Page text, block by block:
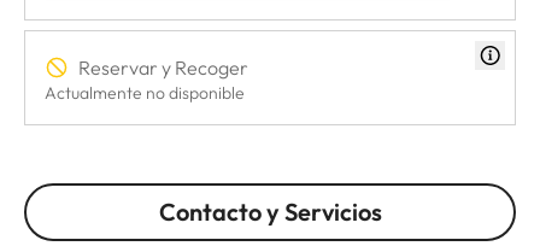
Reservar y Recoger
Actualmente no disponible
Contacto y Servicios